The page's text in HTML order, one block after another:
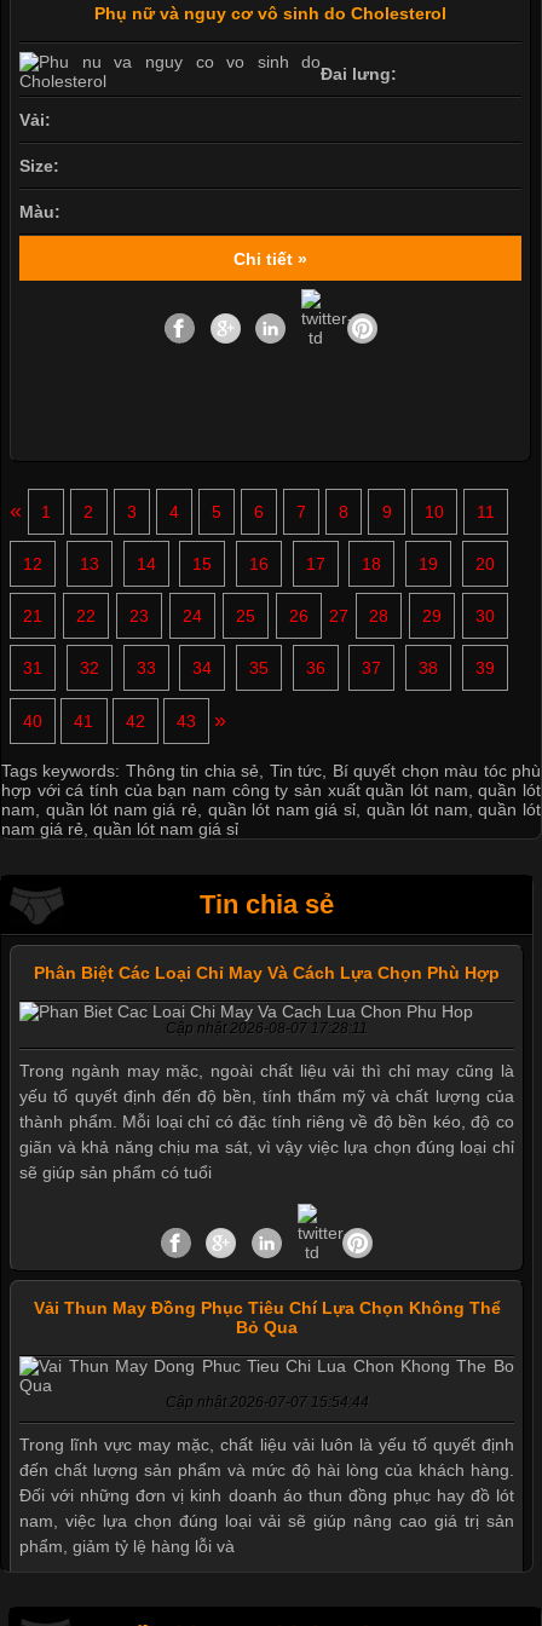
Phụ nữ và nguy cơ vô sinh do Cholesterol
Đai lưng:
Vải:
Size:
Màu:
Chi tiết »
« 1 2 3 4 5 6 7 8 9 10 11
12 13 14 15 16 17 18 19 20
21 22 23 24 25 26 27 28 29 30
31 32 33 34 35 36 37 38 39
40 41 42 43 »
Tags keywords: Thông tin chia sẻ, Tin tức, Bí quyết chọn màu tóc phù
hợp với cá tính của bạn nam công ty sản xuất quần lót nam,quần lót
nam, quần lót nam giá rẻ, quần lót nam giá sỉ, quần lót nam,quần lót
nam giá rẻ, quần lót nam giá sỉ
Tin chia sẻ
Phân Biệt Các Loại Chỉ May Và Cách Lựa Chọn Phù Hợp
Cập nhật 2026-08-07 17:28:11
Trong ngành may mặc, ngoài chất liệu vải thì chỉ may cũng là
yếu tố quyết định đến độ bền, tính thẩm mỹ và chất lượng của
thành phẩm. Mỗi loại chỉ có đặc tính riêng về độ bền kéo, độ co
giãn và khả năng chịu ma sát, vì vậy việc lựa chọn đúng loại chỉ
sẽ giúp sản phẩm có tuổi
Vải Thun May Đồng Phục Tiêu Chí Lựa Chọn Không Thể
Bỏ Qua
Cập nhật 2026-07-07 15:54:44
Trong lĩnh vực may mặc, chất liệu vải luôn là yếu tố quyết định
đến chất lượng sản phẩm và mức độ hài lòng của khách hàng.
Đối với những đơn vị kinh doanh áo thun đồng phục hay đồ lót
nam, việc lựa chọn đúng loại vải sẽ giúp nâng cao giá trị sản
phẩm, giảm tỷ lệ hàng lỗi và
Mẫu quần short quần lót nam nữ hè thu 2017
Thị hiều quần lót nam bơi lội nam và nữ 2017
Xu hướng thời trang trẻ và quần lót nam giá sỉ